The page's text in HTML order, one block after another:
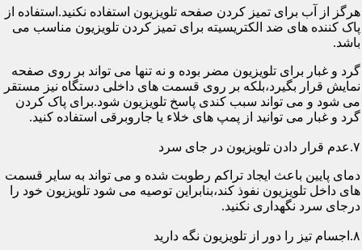
هرگز از آب برای تمیز کردن صفحه تلویزیون استفاده نکنید.استفاده از
پاک کننده های ضد الکتریسیته برای تمیز کردن تلویزیون مناسب می
باشد.
گرد و غبار برای تلویزیون مضر بوده و نه تنها می تواند بر روی صفحه
نمایش قرار بگیرد،بلکه بر روی قسمت های داخلی دستگاه نیز مستقر
می شود و می تواند سبب کندی پاسخ تلویزیون شود.برای پاک کردن
گرد و غبار می توانید از پمپ های خلاء یا جاروبرقی استفاده کنید.
۷.عدم قرار دادن تلویزیون در جای سرد
دمای پایین باعث ایجاد تراکم رطوبت شده و می تواند به سایر قسمت
های داخل تلویزیون نفوذ کند،بنابراین توصیه می شود تلویزیون خود را
درجای سرد نگهداری نکنید.
۸.اجسام تیز را دور از تلویزیون نگه دارید